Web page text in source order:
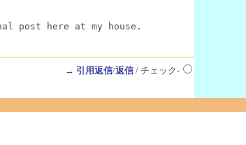
post here at my house.
→ 引用返信/返信/ チェック-